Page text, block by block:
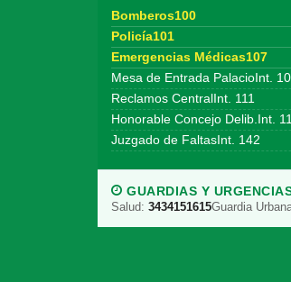
Bomberos100
Policía101
Emergencias Médicas107
Mesa de Entrada PalacioInt.
Reclamos CentralInt. 111
Honorable Concejo Delib.Int.
Juzgado de FaltasInt. 142
GUARDIAS Y
Salud: 3434151615Guardia